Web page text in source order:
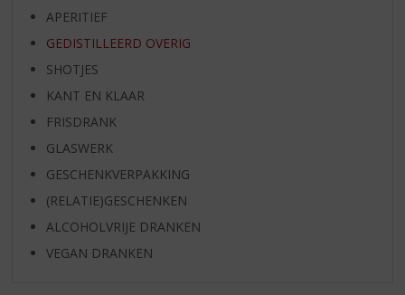
APERITIEF
GEDISTILLEERD OVERIG
SHOTJES
KANT EN KLAAR
FRISDRANK
GLASWERK
GESCHENKVERPAKKING
(RELATIE)GESCHENKEN
ALCOHOLVRIJE DRANKEN
VEGAN DRANKEN